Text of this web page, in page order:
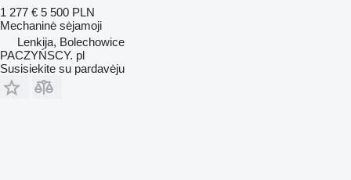
1 277 € 5 500 PLN
Mechaninė sėjamoji
Lenkija, Bolechowice
PACZYŃSCY. pl
Susisiekite su pardavėju